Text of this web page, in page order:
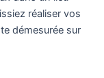
réaliser vos
démesurée sur